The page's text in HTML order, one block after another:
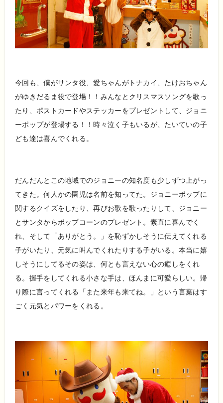
今回も、僕がサンタ役、愛ちゃんがトナカイ、たけおちゃん
がゆきだるま役で登場！！みんなとクリスマスソングを歌っ
たり、ポストカードやステッカーをプレゼントして、ジョニ
ーポップが登場する！！時々泣く子もいるが、たいていの子
ども達は喜んでくれる。
だんだんとこの地域でのジョニーの知名度も少しずつ上がっ
てきた。何人かの園児は名前を知ってた。ジョニーポップに
関するクイズをしたり、再びお歌を歌ったりして、ジョニー
とサンタからポップコーンのプレゼント。素直に喜んでく
れ、そして「ありがとう。」を恥ずかしそうに伝えてくれる
子がいたり、元気に叫んでくれたりする子がいる。本当に嬉
しそうにしてるその姿は、何とも言えない心の癒しをくれ
る。握手をしてくれる小さな手は、ほんまに可愛らしい。帰
り際に言ってくれる「また来年も来てね。」という言葉はす
ごく元気とパワーをくれる。